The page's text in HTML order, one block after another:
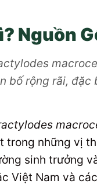
Nguồn
bố rộng rãi,
trong những vị
sinh trưởng
Việt Nam và